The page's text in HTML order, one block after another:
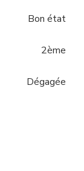
Bon état
2ème
Dégagée